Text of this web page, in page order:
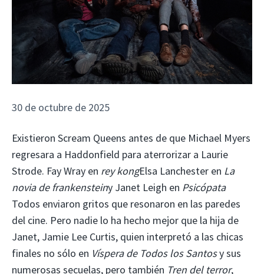
30 de octubre de 2025
Existieron Scream Queens antes de que Michael Myers
regresara a Haddonfield para aterrorizar a Laurie
Strode. Fay Wray en rey kongElsa Lanchester en La
novia de frankensteiny Janet Leigh en Psicópata
Todos enviaron gritos que resonaron en las paredes
del cine. Pero nadie lo ha hecho mejor que la hija de
Janet, Jamie Lee Curtis, quien interpretó a las chicas
finales no sólo en Víspera de Todos los Santosy sus
numerosas secuelas, pero también Tren del terror,